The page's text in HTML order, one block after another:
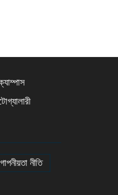
সার্ভিস ও সিভিল
ফায়ার সার্ভিস
ভবন নির্মাণ ও
নিয়োগসহ ৩ দফা
নীতি